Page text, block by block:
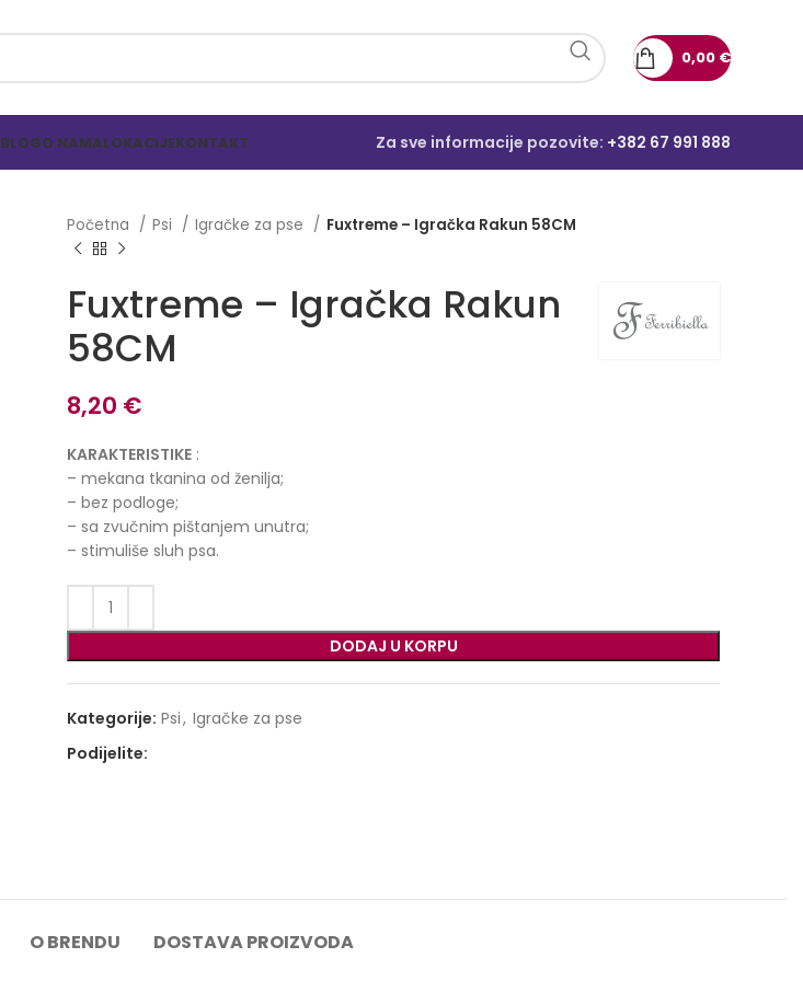
0,00 €
BLOGO NAMALOKACIJEKONTAKT Za sve informacije pozovite: +382 67 991 888
Početna Psi Igračke za pse Fuxtreme – Igračka Rakun 58CM
Fuxtreme – Igračka Rakun
58CM
8,20 €
KARAKTERISTIKE :
– mekana tkanina od ženilja;
– bez podloge;
– sa zvučnim pištanjem unutra;
– stimuliše sluh psa.
DODAJ U KORPU
Kategorije: Psi, Igračke za pse
Podijelite:
O BRENDU DOSTAVA PROIZVODA